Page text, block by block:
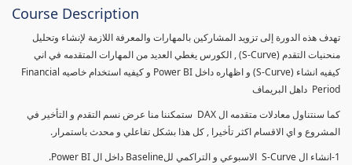
Course Description
تهدف هذه الدورة إلى تزويد المشاركين بالمهارات والمعرفة اللازمة لإنشاء وتحليل
منحنيات التقدم (S-Curve) , الكورس يغطي العديد من المهارات المتقدمه في اني
كيفيه انشاء (S-Curve) و اظهاره داخل Power BI و كيفيه استخدام خاصيه Financial
Period داهل البريماف
كما سنتناول معادلات متقدمه ال DAX ستمكننا منا عرض نسم التقدم و التأخير في
المشروع و اي الاقسام اكثر تأخيرا , كل هذا بشكل تفاعلي و محدث باستمرار.
1-انشاء ال S-Curve الاسبوعي و التراكمي للBaseline داخل ال Power BI.